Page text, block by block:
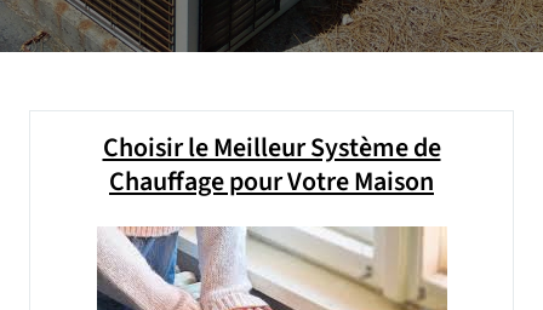
Choisir le Meilleur Système de
Chauffage pour Votre Maison